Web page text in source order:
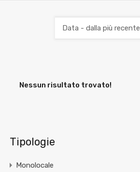
Data - dalla più recente
Nessun risultato trovato!
Tipologie
Monolocale